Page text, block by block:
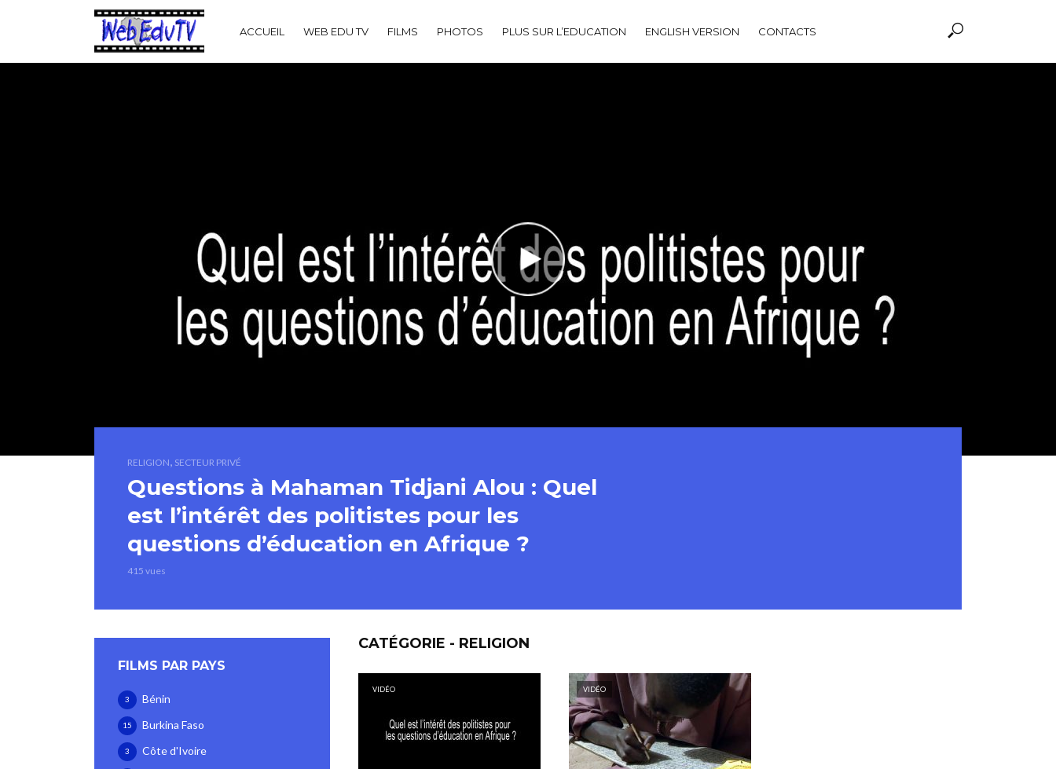
ACCUEIL WEB EDU TV FILMS PHOTOS PLUS SUR L’EDUCATION ENGLISH VERSION CONTACTS
RELIGION, SECTEUR PRIVÉ
Questions à Mahaman Tidjani Alou : Quel
est l’intérêt des politistes pour les
questions d’éducation en Afrique ?
415 vues
FILMS PAR PAYS
Bénin
3
Burkina Faso
15
Côte d'Ivoire
3
CATÉGORIE - RELIGION
VIDÉO VIDÉO